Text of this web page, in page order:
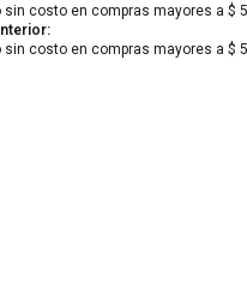
sin costo en compras mayores a $
sin costo en compras mayores a $